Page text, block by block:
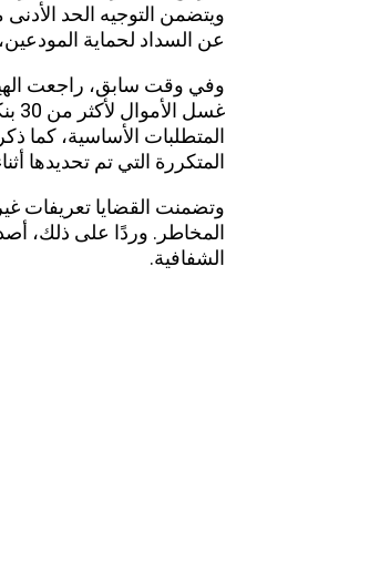
ويتضمن التوجيه الحد
عن السداد لحماية
وفي وقت سابق، راجعت
المتطلبات الأساسية، كما
المتكررة التي تم تحديدها
وتضمنت القضايا تعريفات
المخاطر. وردًا على ذلك،
الشفافية.